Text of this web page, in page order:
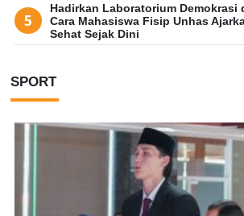
Hadirkan Laboratorium Demokrasi
Cara Mahasiswa Fisip Unhas
Sehat Sejak Dini
SPORT